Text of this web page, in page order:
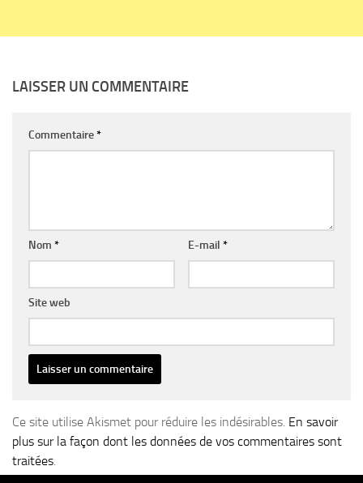
LAISSER UN COMMENTAIRE
Commentaire*
Nom * E-mail *
Site web
Ce site utilise Akismet pour réduire les indésirables. En savoir
plus sur la façon dont les données de vos commentaires sont
traitées.